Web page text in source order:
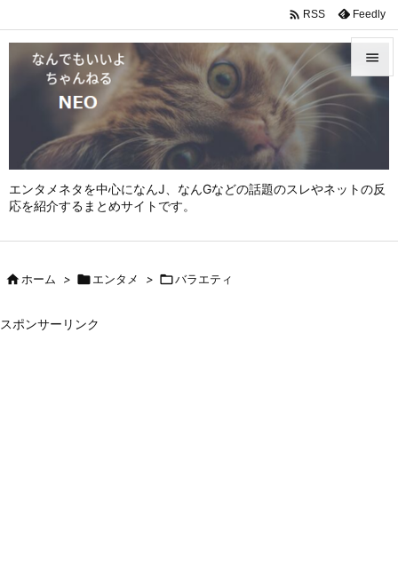
エンタメネタを中心になんJ、なんGなどの話題のスレやネットの反
応を紹介するまとめサイトです。



 RSS Feedly
ホーム > エンタメ > バラエティ
スポンサーリンク